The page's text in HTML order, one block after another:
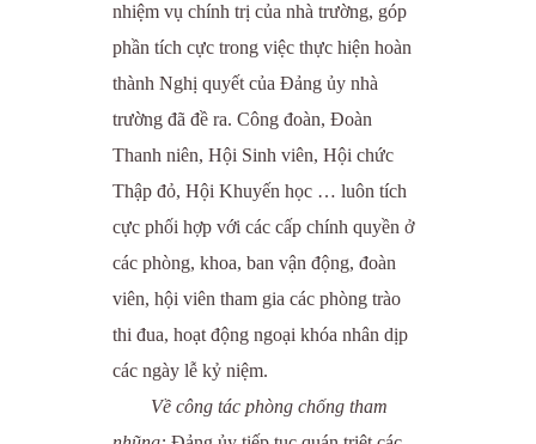
nhiệm vụ chính trị của nhà trường, góp
phần tích cực trong việc thực hiện hoàn
thành Nghị quyết của Đảng ủy nhà
trường đã đề ra. Công đoàn, Đoàn
Thanh niên, Hội Sinh viên, Hội chức
Thập đỏ, Hội Khuyến học … luôn tích
cực phối hợp với các cấp chính quyền ở
các phòng, khoa, ban vận động, đoàn
viên, hội viên tham gia các phòng trào
thi đua, hoạt động ngoại khóa nhân dịp
các ngày lễ kỷ niệm.
Về công tác phòng chống tham